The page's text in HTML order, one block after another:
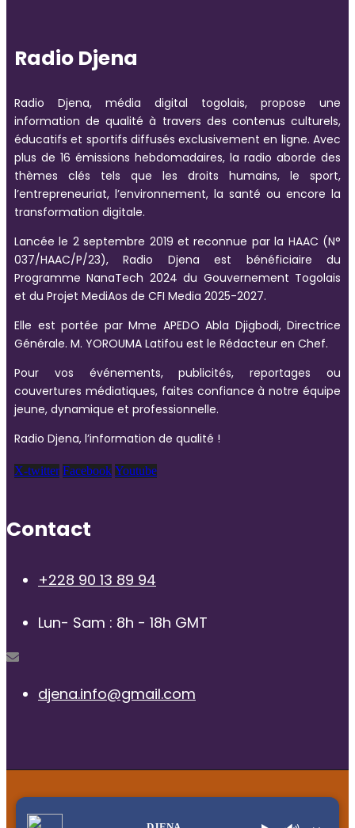
Radio Djena
Radio Djena, média digital togolais, propose une
information de qualité à travers des contenus culturels,
éducatifs et sportifs diffusés exclusivement en ligne. Avec
plus de 16 émissions hebdomadaires, la radio aborde des
thèmes clés tels que les droits humains, le sport,
l’entrepreneuriat, l’environnement, la santé ou encore la
transformation digitale.
Lancée le 2 septembre 2019 et reconnue par la HAAC (N°
037/HAAC/P/23), Radio Djena est bénéficiaire du
Programme NanaTech 2024 du Gouvernement Togolais
et du Projet MediAos de CFI Media 2025-2027.
Elle est portée par Mme APEDO Abla Djigbodi, Directrice
Générale. M. YOROUMA Latifou est le Rédacteur en Chef.
Pour vos événements, publicités, reportages ou
couvertures médiatiques, faites confiance à notre équipe
jeune, dynamique et professionnelle.
Radio Djena, l’information de qualité !
X-twitter Facebook Youtube
Contact
+228 90 13 89 94
Lun- Sam : 8h - 18h GMT
djena.info@gmail.com